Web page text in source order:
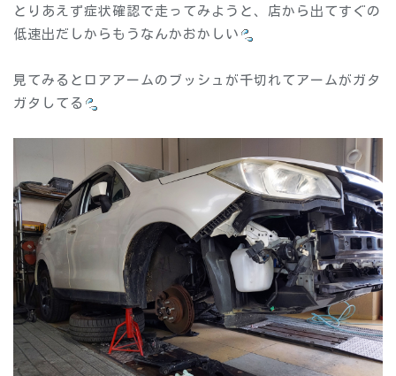
とりあえず症状確認で走ってみようと、店から出てすぐの
低速出だしからもうなんかおかしい
見てみるとロアアームのブッシュが千切れてアームがガタ
ガタしてる